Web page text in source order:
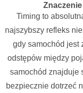
Timing to
najszybszy refleks
gdy samochód jest
odstępów między
samochód znajduje
bezpiecznie dotrzeć